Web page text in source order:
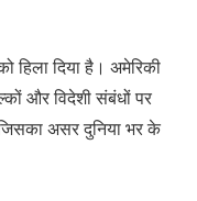
हिला दिया है। अमेरिकी
और विदेशी संबंधों पर
असर दुनिया भर के